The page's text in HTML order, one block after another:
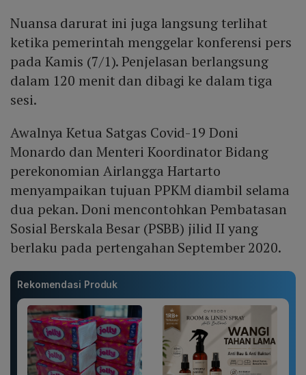
Nuansa darurat ini juga langsung terlihat
ketika pemerintah menggelar konferensi pers
pada Kamis (7/1). Penjelasan berlangsung
dalam 120 menit dan dibagi ke dalam tiga
sesi.
Awalnya Ketua Satgas Covid-19 Doni
Monardo dan Menteri Koordinator Bidang
perekonomian Airlangga Hartarto
menyampaikan tujuan PPKM diambil selama
dua pekan. Doni mencontohkan Pembatasan
Sosial Berskala Besar (PSBB) jilid II yang
berlaku pada pertengahan September 2020.
Rekomendasi Produk